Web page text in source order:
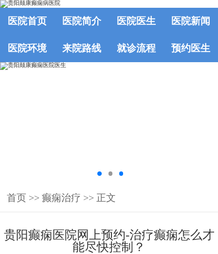
医院首页 医院简介 医院医生 医院新闻
医院环境 来院路线 就诊流程 预约医生
首页 >> 癫痫治疗 >> 正文
贵阳癫痫医院网上预约-治疗癫痫怎么才
能尽快控制？